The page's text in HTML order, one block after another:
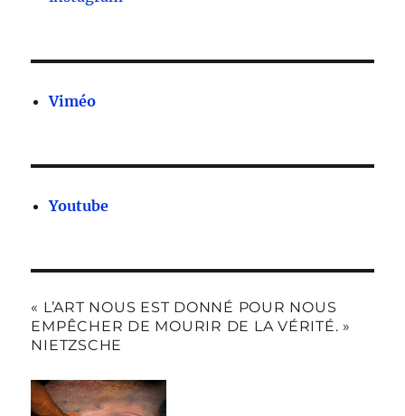
Viméo
Youtube
« L’ART NOUS EST DONNÉ POUR NOUS
EMPÊCHER DE MOURIR DE LA VÉRITÉ. »
NIETZSCHE